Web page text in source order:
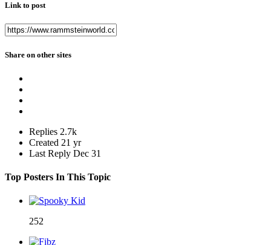
Link to post
Share on other sites
Replies 2.7k
Created 21 yr
Last Reply Dec 31
Top Posters In This Topic
252